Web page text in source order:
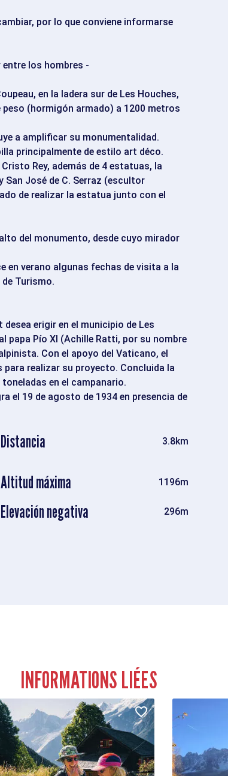
por lo que conviene informarse
entre los hombres -
en la ladera sur de Les Houches,
(hormigón armado) a 1200 metros
a amplificar su monumentalidad.
principalmente de estilo art déco.
Rey, además de 4 estatuas, la
San José de C. Serraz (escultor
de realizar la estatua junto con el
del monumento, desde cuyo mirador
en verano algunas fechas de visita a la
Turismo.
desea erigir en el municipio de Les
papa Pío XI (Achille Ratti, por su nombre
Con el apoyo del Vaticano, el
realizar su proyecto. Concluida la
en el campanario.
el 19 de agosto de 1934 en presencia de
Distancia 3.8km
Altitud máxima 1196m
Elevación negativa 296m
INFORMATIONS LIÉES